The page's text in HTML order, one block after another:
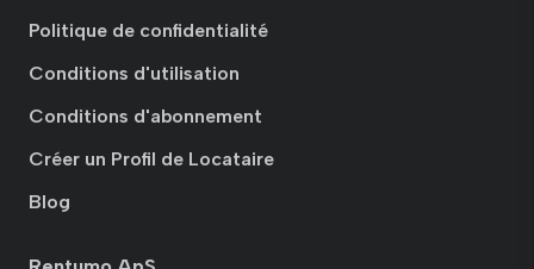
Politique de confidentialité
Conditions d'utilisation
Conditions d'abonnement
Créer un Profil de Locataire
Blog